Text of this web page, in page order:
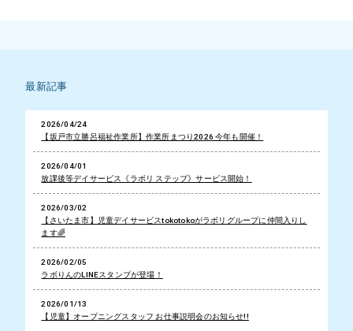
最新記事
2026/04/24
【坂戸市立勝呂福祉作業所】作業所まつり2026 今年も開催！
2026/04/01
放課後等デイサービス《ラボリ ステップ》サービス開始！
2026/03/02
【さいたま市】児童デイサービスtokotokoがラボリグループに仲間入りし
ます🌈
2026/02/05
ラボりんのLINEスタンプが登場！
2026/01/13
【児童】オープニングスタッフ お仕事説明会のお知らせ!!